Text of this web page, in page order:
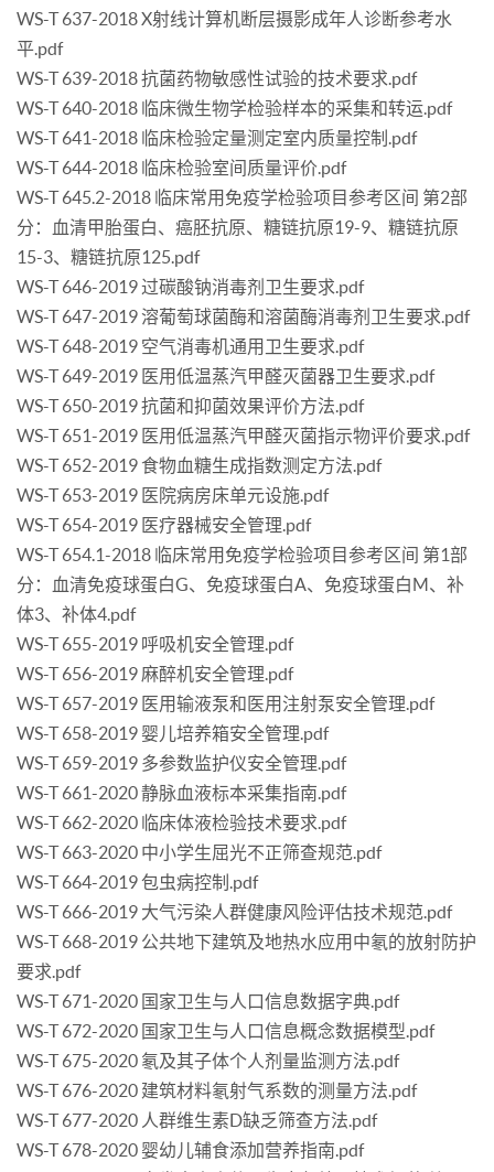
WS-T 637-2018 X射线计算机断层摄影成年人诊断参考水
平.pdf
WS-T 639-2018 抗菌药物敏感性试验的技术要求.pdf
WS-T 640-2018 临床微生物学检验样本的采集和转运.pdf
WS-T 641-2018 临床检验定量测定室内质量控制.pdf
WS-T 644-2018 临床检验室间质量评价.pdf
WS-T 645.2-2018 临床常用免疫学检验项目参考区间 第2部
分：血清甲胎蛋白、癌胚抗原、糖链抗原19-9、糖链抗原
15-3、糖链抗原125.pdf
WS-T 646-2019 过碳酸钠消毒剂卫生要求.pdf
WS-T 647-2019 溶葡萄球菌酶和溶菌酶消毒剂卫生要求.pdf
WS-T 648-2019 空气消毒机通用卫生要求.pdf
WS-T 649-2019 医用低温蒸汽甲醛灭菌器卫生要求.pdf
WS-T 650-2019 抗菌和抑菌效果评价方法.pdf
WS-T 651-2019 医用低温蒸汽甲醛灭菌指示物评价要求.pdf
WS-T 652-2019 食物血糖生成指数测定方法.pdf
WS-T 653-2019 医院病房床单元设施.pdf
WS-T 654-2019 医疗器械安全管理.pdf
WS-T 654.1-2018 临床常用免疫学检验项目参考区间 第1部
分：血清免疫球蛋白G、免疫球蛋白A、免疫球蛋白M、补
体3、补体4.pdf
WS-T 655-2019 呼吸机安全管理.pdf
WS-T 656-2019 麻醉机安全管理.pdf
WS-T 657-2019 医用输液泵和医用注射泵安全管理.pdf
WS-T 658-2019 婴儿培养箱安全管理.pdf
WS-T 659-2019 多参数监护仪安全管理.pdf
WS-T 661-2020 静脉血液标本采集指南.pdf
WS-T 662-2020 临床体液检验技术要求.pdf
WS-T 663-2020 中小学生屈光不正筛查规范.pdf
WS-T 664-2019 包虫病控制.pdf
WS-T 666-2019 大气污染人群健康风险评估技术规范.pdf
WS-T 668-2019 公共地下建筑及地热水应用中氡的放射防护
要求.pdf
WS-T 671-2020 国家卫生与人口信息数据字典.pdf
WS-T 672-2020 国家卫生与人口信息概念数据模型.pdf
WS-T 675-2020 氡及其子体个人剂量监测方法.pdf
WS-T 676-2020 建筑材料氡射气系数的测量方法.pdf
WS-T 677-2020 人群维生素D缺乏筛查方法.pdf
WS-T 678-2020 婴幼儿辅食添加营养指南.pdf